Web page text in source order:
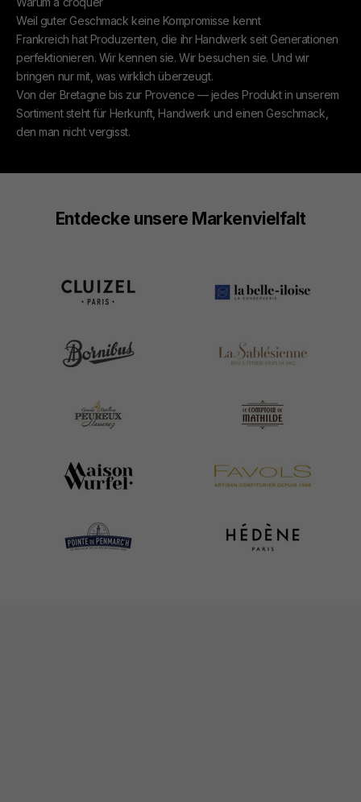
Weil guter Geschmack keine Kompromisse kennt
Frankreich hat Produzenten, die ihr Handwerk seit Generationen
perfektionieren. Wir kennen sie. Wir besuchen sie. Und wir
bringen nur mit, was wirklich überzeugt.
Von der Bretagne bis zur Provence — jedes Produkt in unserem
Sortiment steht für Herkunft, Handwerk und einen Geschmack,
den man nicht vergisst.
Entdecke unsere Markenvielfalt